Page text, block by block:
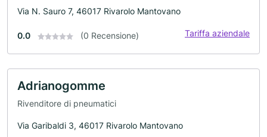
Via N. Sauro 7, 46017 Rivarolo Mantovano
0.0 (0 Recensione) Tariffa aziendale
Adrianogomme
Rivenditore di pneumatici
Via Garibaldi 3, 46017 Rivarolo Mantovano